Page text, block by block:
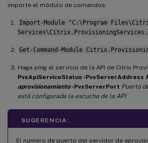
importe el módulo de comandos:
Import-Module "C:\Program
Get-Command-Module
Haga ping al servicio de la API de Citrix
PvsApiServiceStatus -PvsServerAddress
aprovisionamiento-PvsServerPort Puerto
está configurada la escucha de la API
SUGERENCIA:
El número de puerto del servidor de